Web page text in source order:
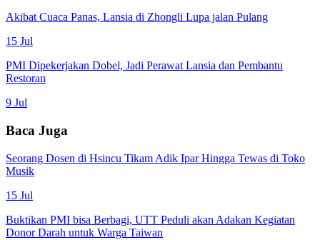
Akibat Cuaca Panas, Lansia di Zhongli Lupa jalan Pulang
15 Jul
PMI Dipekerjakan Dobel, Jadi Perawat Lansia dan Pembantu
Restoran
9 Jul
Baca Juga
Seorang Dosen di Hsincu Tikam Adik Ipar Hingga Tewas di Toko
Musik
15 Jul
Buktikan PMI bisa Berbagi, UTT Peduli akan Adakan Kegiatan
Donor Darah untuk Warga Taiwan